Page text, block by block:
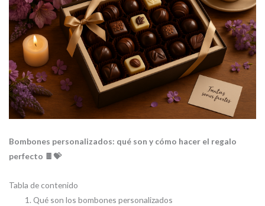
Bombones personalizados: qué son y cómo hacer el regalo
perfecto 🍫💝
Tabla de contenido
Qué son los bombones personalizados